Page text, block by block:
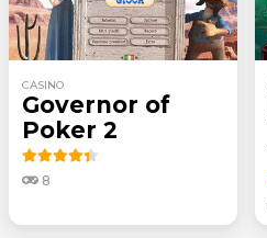
CASINO
Governor of
Poker 2
8